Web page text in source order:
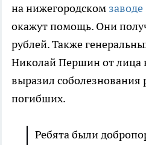
на нижегородском
окажут помощь. Они
рублей. Также
Николай Першин от лица
выразил
погибших.
Ребята были